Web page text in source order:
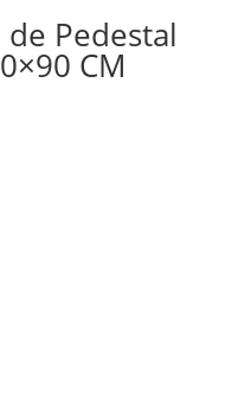
Pedestal
CM